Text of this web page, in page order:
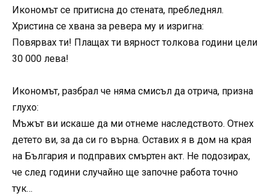
Икономът се притисна до стената, пребледнял.
Христина се хвана за ревера му и изригна:
Повярвах ти! Плащах ти вярност толкова години цели
30 000 лева!
Икономът, разбрал че няма смисъл да отрича, призна
глухо:
Мъжът ви искаше да ми отнеме наследството. Отнех
детето ви, за да си го върна. Оставих я в дом на края
на България и подправих смъртен акт. Не подозирах,
че след години случайно ще започне работа точно
тук…